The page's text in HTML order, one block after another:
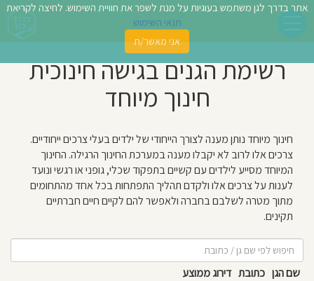
רשימת הגנים בגישה חינוכית
חינוך מיוחד
חינוך מיוחד נותן מענה לצורך הייחודי של ילדים בעלי צרכים ייחודיים.
צרכים אלו לרוב לא יקבלו מענה במערכת החינוך הרגילה. החינוך
המיוחד מסייע לילדים עם קשיים בתפקוד שכלי, גופני או רגשי ונועד
לענות על צרכים אלו ולקדם תהליך התפתחות בכל אחד מהתחומים
מתוך מטרה לשלבם בחברה ולאפשר להם לקיים חיים חברתיים
תקינים.
שם הגן כתובת דירוג ממוצע
אתר בדרך לגן משתמש בעוגיות על מנת לשפר את חוויית השימוש. לחיצה לקריאת
תנאי השימוש
אני מאשר/ת